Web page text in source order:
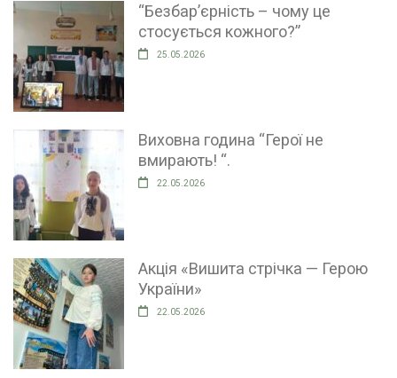
“Безбар’єрність – чому це
стосується кожного?”
25.05.2026
Виховна година “Герої не
вмирають! “.
22.05.2026
Акція «Вишита стрічка — Герою
України»
22.05.2026